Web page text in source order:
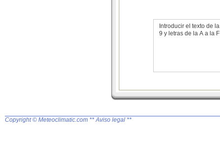
Introducir el texto de
9 y letras de la A a la F
Copyright © Meteoclimatic.com ** Aviso legal **